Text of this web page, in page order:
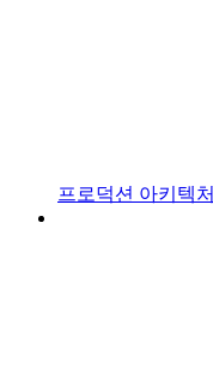
프로덕션 아키텍처